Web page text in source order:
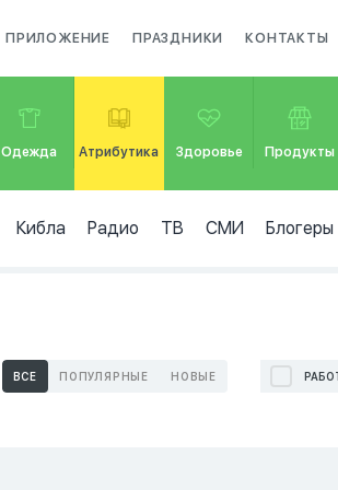
ПРИЛОЖЕНИЕ ПРАЗДНИКИ КОНТАКТЫ
Одежда Атрибутика Здоровье Продукты
Кибла Радио ТВ СМИ Блогеры
ВСЕ ПОПУЛЯРНЫЕ НОВЫЕ